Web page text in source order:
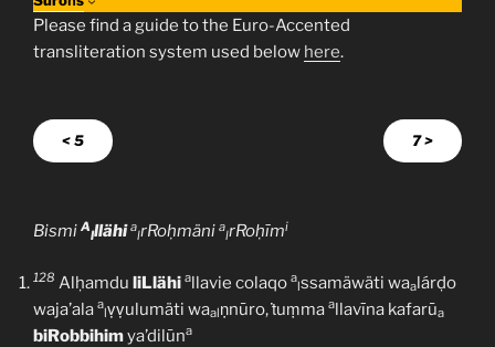
Please find a guide to the Euro-Accented
transliteration system used below here.
< 5 7 >
Bismi A
lllähi a
lrRoḥmäni a
lrRoḥīmi
128 Alḥamdu liLlähi allavie colaqo a
lssamäwäti waalárḍo
waja’ala a
lṿṿulumäti waalṇnūro, ṫuṃma allavīna kafarūa
biRobbihimya’dilūna